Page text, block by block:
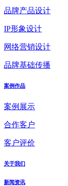
品牌产品设计
IP形象设计
网络营销设计
品牌基础传播
案例作品
案例展示
合作客户
客户评价
关于我们
新闻资讯